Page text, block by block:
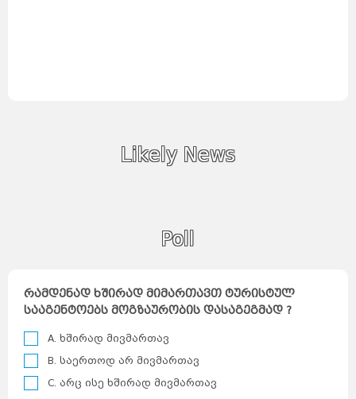
Likely News
Poll
რამდენად ხშირად მიმართავთ ტურისტულ
სააგენტოებს მოგზაურობის დასაგეგმად ?
A. ხშირად მივმართავ
B. საერთოდ არ მივმართავ
C. არც ისე ხშირად მივმართავ